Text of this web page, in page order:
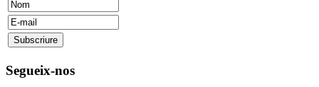
Segueix-nos